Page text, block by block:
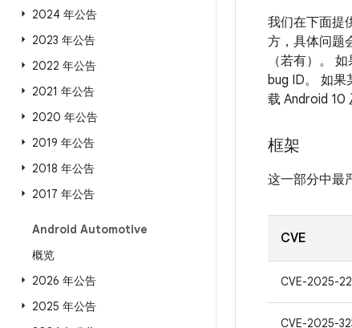
2024 年公告
2023 年公告
2022 年公告
2021 年公告
2020 年公告
2019 年公告
2018 年公告
2017 年公告
Android Automotive
概览
2026 年公告
2025 年公告
我们在下面提
方，具体问题
（若有）。
bug ID。 如果
载 Android 10
框架
这一部分中最
CVE
CVE-2025-
CVE-2025-